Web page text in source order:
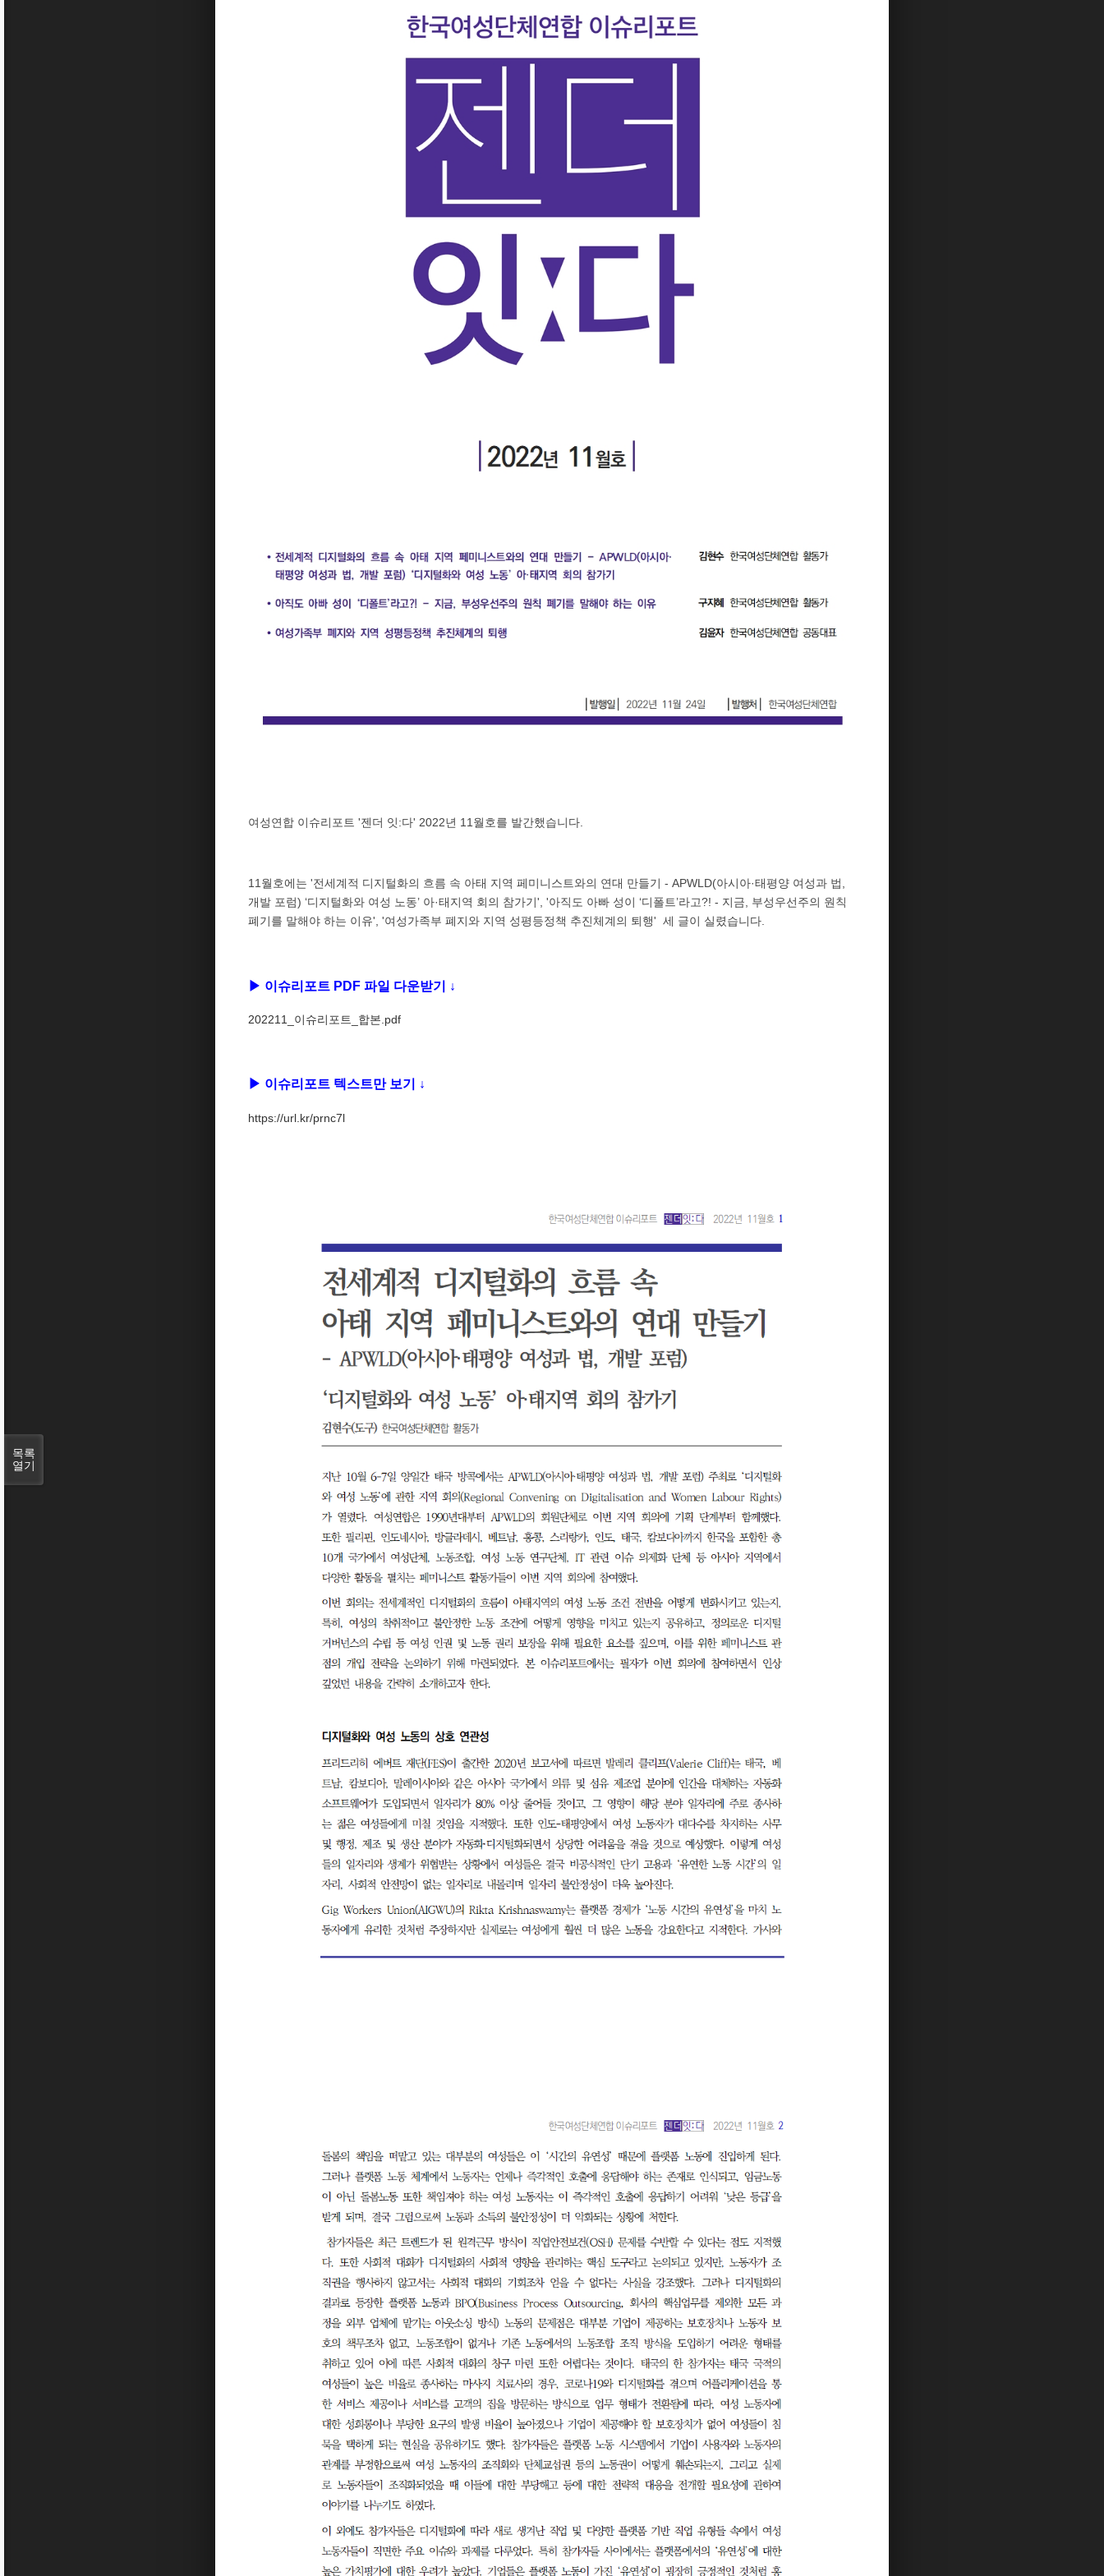
여성연합 이슈리포트 '젠더 잇:다' 2022년 11월호를 발간했습니다.
11월호에는 '전세계적 디지털화의 흐름 속 아태 지역 페미니스트와의 연대 만들기 - APWLD(아시아·태평양 여성과 법,
개발 포럼) ‘디지털화와 여성 노동’ 아·태지역 회의 참가기', '아직도 아빠 성이 ‘디폴트’라고?! - 지금, 부성우선주의 원칙
폐기를 말해야 하는 이유', '여성가족부 폐지와 지역 성평등정책 추진체계의 퇴행' 세 글이 실렸습니다.
▶ 이슈리포트 PDF 파일 다운받기 ↓
202211_이슈리포트_합본.pdf
▶ 이슈리포트 텍스트만 보기 ↓
https://url.kr/prnc7l
목록
열기